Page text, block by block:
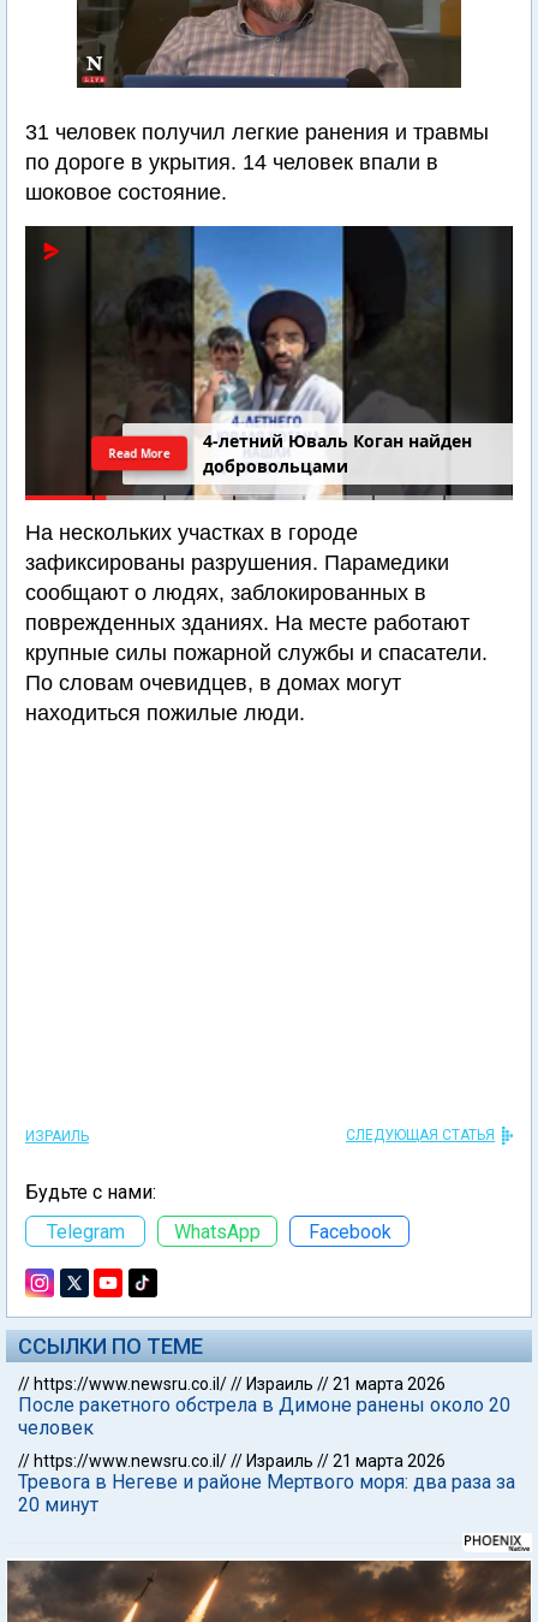
31 человек получил легкие ранения и травмы
по дороге в укрытия. 14 человек впали в
шоковое состояние.
4-летний Юваль Коган найден
добровольцами
Read More
На нескольких участках в городе
зафиксированы разрушения. Парамедики
сообщают о людях, заблокированных в
поврежденных зданиях. На месте работают
крупные силы пожарной службы и спасатели.
По словам очевидцев, в домах могут
находиться пожилые люди.
ИЗРАИЛЬ СЛЕДУЮЩАЯ СТАТЬЯ
Будьте с нами:
Telegram
WhatsApp Facebook
ССЫЛКИ ПО ТЕМЕ
// https://www.newsru.co.il/// Израиль //21 марта 2026
После ракетного обстрела в Димоне ранены около 20
человек
// https://www.newsru.co.il/// Израиль //21 марта 2026
Тревога в Негеве и районе Мертвого моря: два раза за
20 минут